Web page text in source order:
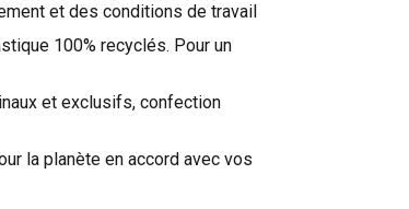
et des conditions de travail
100% recyclés. Pour un
et exclusifs, confection
la planète en accord avec vos